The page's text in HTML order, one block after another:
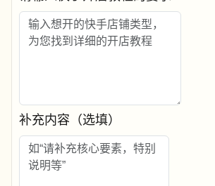
补充内容（选填）